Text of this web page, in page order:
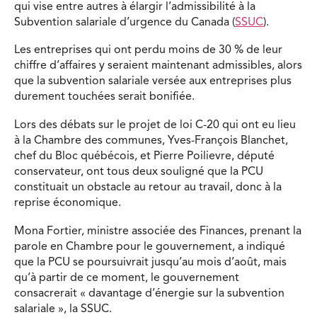
qui vise entre autres à élargir l’admissibilité à la
Subvention salariale d’urgence du Canada (SSUC).
Les entreprises qui ont perdu moins de 30 % de leur
chiffre d’affaires y seraient maintenant admissibles, alors
que la subvention salariale versée aux entreprises plus
durement touchées serait bonifiée.
Lors des débats sur le projet de loi C-20 qui ont eu lieu
à la Chambre des communes, Yves-François Blanchet,
chef du Bloc québécois, et Pierre Poilievre, député
conservateur, ont tous deux souligné que la PCU
constituait un obstacle au retour au travail, donc à la
reprise économique.
Mona Fortier, ministre associée des Finances, prenant la
parole en Chambre pour le gouvernement, a indiqué
que la PCU se poursuivrait jusqu’au mois d’août, mais
qu’à partir de ce moment, le gouvernement
consacrerait « davantage d’énergie sur la subvention
salariale », la SSUC.